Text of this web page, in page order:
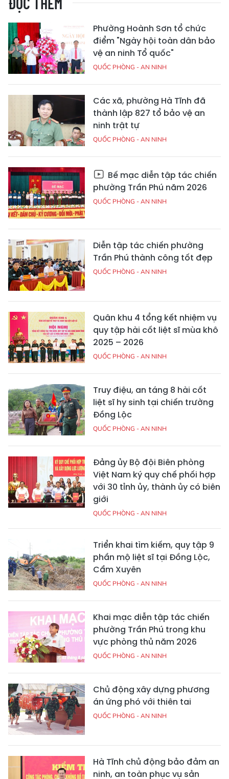
Phường Hoành Sơn tổ chức
điểm "Ngày hội toàn dân bảo
vệ an ninh Tổ quốc"
QUỐC PHÒNG - AN NINH
Các xã, phường Hà Tĩnh đã
thành lập 827 tổ bảo vệ an
ninh trật tự
QUỐC PHÒNG - AN NINH
Bế mạc diễn tập tác chiến
phường Trần Phú năm 2026
QUỐC PHÒNG - AN NINH
Diễn tập tác chiến phường
Trần Phú thành công tốt đẹp
QUỐC PHÒNG - AN NINH
Quân khu 4 tổng kết nhiệm vụ
quy tập hài cốt liệt sĩ mùa khô
2025 – 2026
QUỐC PHÒNG - AN NINH
Truy điệu, an táng 8 hài cốt
liệt sĩ hy sinh tại chiến trường
Đồng Lộc
QUỐC PHÒNG - AN NINH
Đảng ủy Bộ đội Biên phòng
Việt Nam ký quy chế phối hợp
với 30 tỉnh ủy, thành ủy có biên
giới
QUỐC PHÒNG - AN NINH
Triển khai tìm kiếm, quy tập 9
phần mộ liệt sĩ tại Đồng Lộc,
Cẩm Xuyên
QUỐC PHÒNG - AN NINH
Khai mạc diễn tập tác chiến
phường Trần Phú trong khu
vực phòng thủ năm 2026
QUỐC PHÒNG - AN NINH
Chủ động xây dựng phương
án ứng phó với thiên tai
QUỐC PHÒNG - AN NINH
Hà Tĩnh chủ động bảo đảm an
ninh, an toàn phục vụ sản